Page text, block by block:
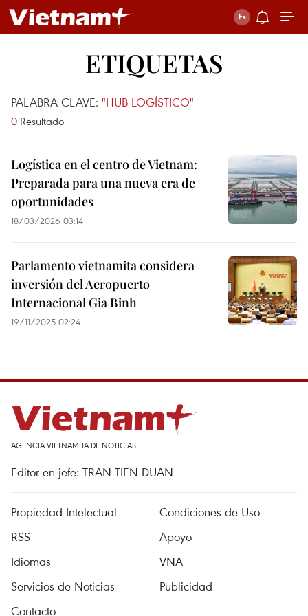
ETIQUETAS
PALABRA CLAVE: "HUB LOGÍSTICO"
0 Resultado
Logística en el centro de Vietnam:
Preparada para una nueva era de
oportunidades
18/03/2026 03:14
Parlamento vietnamita considera
inversión del Aeropuerto
Internacional Gia Binh
19/11/2025 02:24
AGENCIA VIETNAMITA DE NOTICIAS
Editor en jefe: TRAN TIEN DUAN
Propiedad Intelectual
Condiciones de Uso
RSS
Apoyo
Idiomas
VNA
Servicios de Noticias
Publicidad
Contacto